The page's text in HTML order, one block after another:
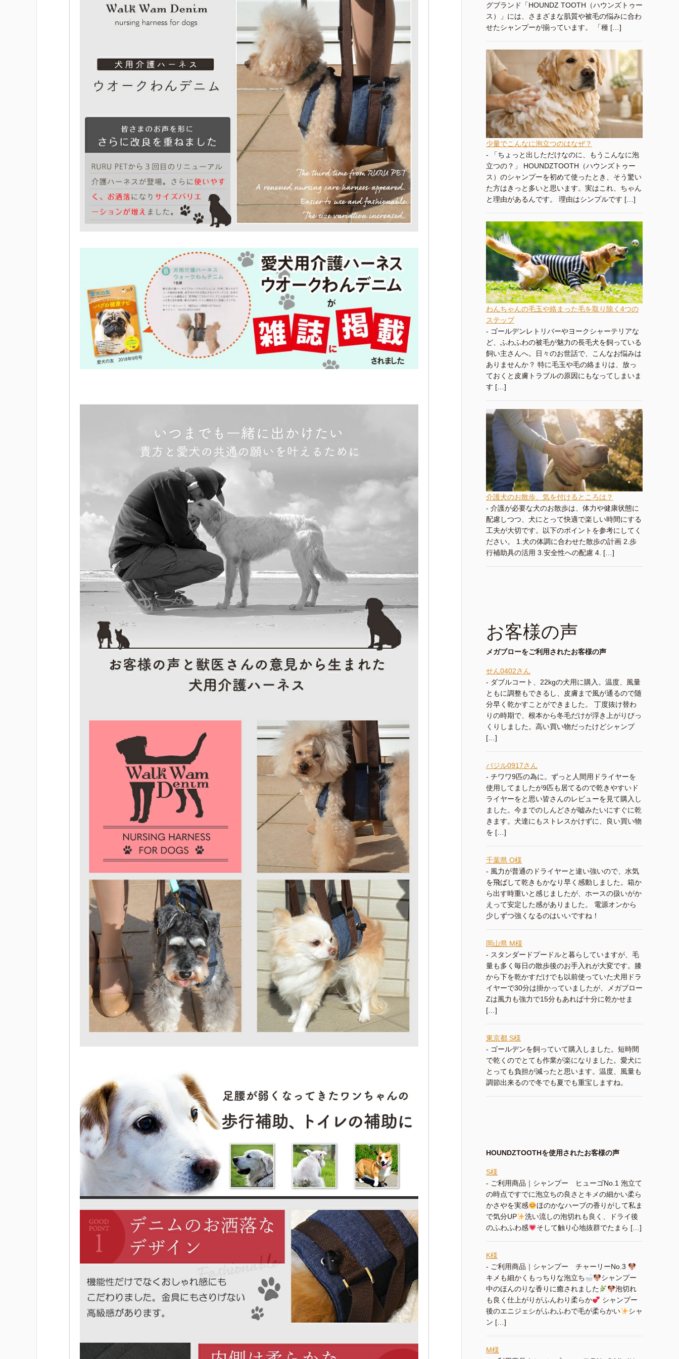
グブランド「HOUNDZ TOOTH（ハウンズトゥー
ス）」には、さまざまな肌質や被毛の悩みに合わ
せたシャンプーが揃っています。 「種 […]
少量でこんなに泡立つのはなぜ？
-
「ちょっと出しただけなのに、もうこんなに泡
立つの？」 HOUNDZTOOTH（ハウンズトゥー
ス）のシャンプーを初めて使ったとき、そう驚い
た方はきっと多いと思います。実はこれ、ちゃん
と理由があるんです。 理由はシンプルです […]
わんちゃんの毛玉や絡まった毛を取り除く4つの
ステップ
- ゴールデンレトリバーやヨークシャーテリアな
ど、ふわふわの被毛が魅力の長毛犬を飼っている
飼い主さんへ。日々のお世話で、こんなお悩みは
ありませんか？ 特に毛玉や毛の絡まりは、放っ
ておくと皮膚トラブルの原因にもなってしまいま
す […]
介護犬のお散歩、気を付けるところは？
- 介護が必要な犬のお散歩は、体力や健康状態に
配慮しつつ、犬にとって快適で楽しい時間にする
工夫が大切です。以下のポイントを参考にしてく
ださい。 1.犬の体調に合わせた散歩の計画 2.歩
行補助具の活用 3.安全性への配慮 4. […]
お客様の声
メガブローをご利用されたお客様の声
せん0402さん
- ダブルコート、22kgの犬用に購入。温度、風量
ともに調整もできるし、皮膚まで風が通るので随
分早く乾かすことができました。 丁度抜け替わ
りの時期で、根本から冬毛だけが浮き上がりびっ
くりしました。高い買い物だったけどシャンプ
[…]
バジル0917さん
- チワワ9匹の為に。ずっと人間用ドライヤーを
使用してましたが9匹も居てるので乾きやすいド
ライヤーをと思い皆さんのレビューを見て購入し
ました。今までのしんどさが嘘みたいにすぐに乾
きます。犬達にもストレスかけずに、良い買い物
を […]
千葉県 O様
- 風力が普通のドライヤーと違い強いので、水気
を飛ばして乾きもかなり早く感動しました。箱か
ら出す時重いと感じましたが、ホースの扱いがか
えって安定した感がありました。 電源オンから
少しずつ強くなるのはいいですね！
岡山県 M様
- スタンダードプードルと暮らしていますが、毛
量も多く毎日の散歩後のお手入れが大変です。膝
から下を乾かすだけでも以前使っていた犬用ドラ
イヤーで30分は掛かっていましたが、メガブロー
Zは風力も強力で15分もあれば十分に乾かせま
[…]
東京都 S様
- ゴールデンを飼っていて購入しました。短時間
で乾くのでとても作業が楽になりました。愛犬に
とっても負担が減ったと思います。温度、風量も
調節出来るので冬でも夏でも重宝しますね。
HOUNDZTOOTHを使用されたお客様の声
S様
- ご利用商品｜シャンプー ヒューゴNo.1 泡立て
の時点ですでに泡立ちの良さとキメの細かい柔ら
かさやを実感
ほのかなハーブの香りがして私ま
で気分UP
洗い流しの泡切れも良く、ドライ後
のふわふわ感
そして触り心地抜群でたまら […]
K様
- ご利用商品｜シャンプー チャーリーNo.3
キメも細かくもっちりな泡立ち
シャンプー
中のほんのりな香りに癒されました
泡切れ
も良く仕上がりがふんわり柔らか
シャンプー
後のエニジェシがふわふわで毛が柔らかい
シャ
ン […]
M様